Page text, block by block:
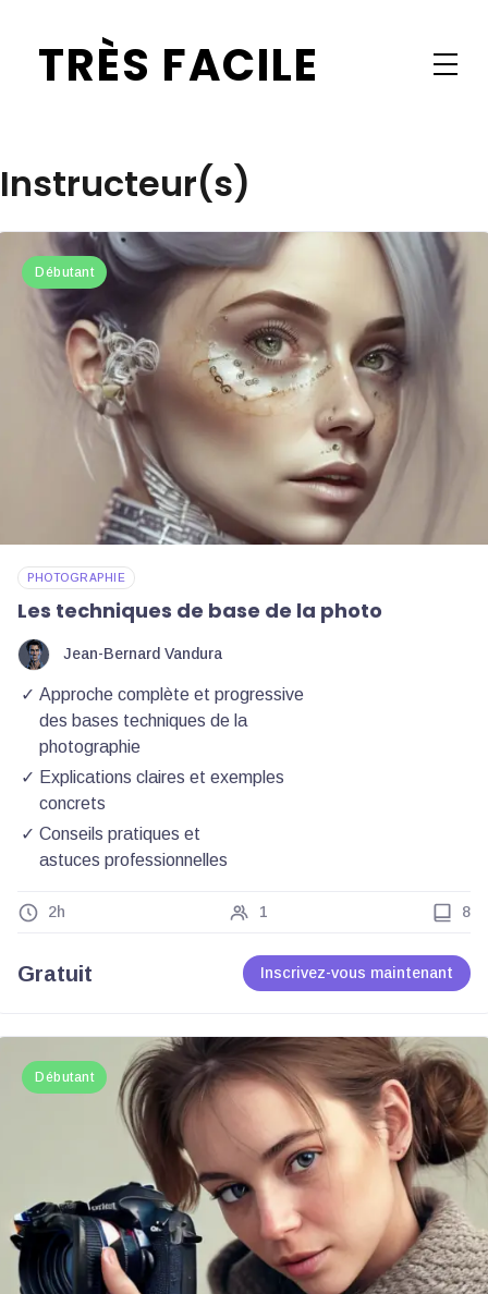
TRÈS FACILE
Instructeur(s)
Débutant
PHOTOGRAPHIE
Les techniques de base de la photo
Jean-Bernard Vandura
Approche complète et progressive
des bases techniques de la
photographie
Explications claires et exemples
concrets
Conseils pratiques et
astuces professionnelles
2h 1 8
Gratuit Inscrivez-vous maintenant
Débutant